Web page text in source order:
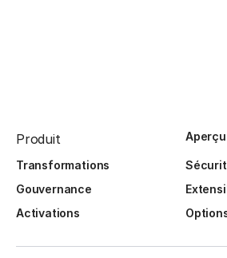
Produit
Transformations
Gouvernance
Activations